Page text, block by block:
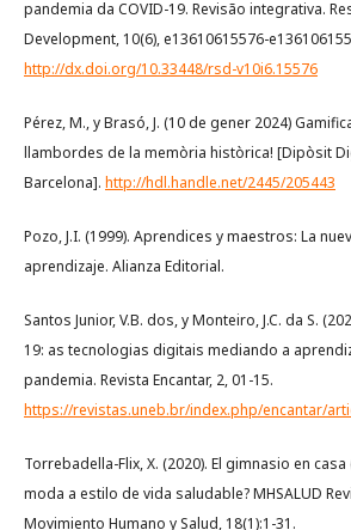
pandemia da COVID-19. Revisão integrativa.
Development, 10(6), e13610615576-
http://dx.doi.org/10.33448/rsd-v10i6.15576
Pérez, M., y Brasó, J. (10 de gener 2024)
llambordes de la memòria històrica! [Dipòsit
Barcelona]. http://hdl.handle.net/2445/205443
Pozo, J.I. (1999). Aprendices y maestros: La
aprendizaje. Alianza Editorial.
Santos Junior, V.B. dos, y Monteiro, J.C. da S.
19: as tecnologias digitais mediando a
pandemia. Revista Encantar, 2, 01-15.
https://revistas.uneb.br/index.php/encantar/
Torrebadella-Flix, X. (2020). El gimnasio en casa
moda a estilo de vida saludable? MHSALUD
Movimiento Humano y Salud, 18(1):1-31.